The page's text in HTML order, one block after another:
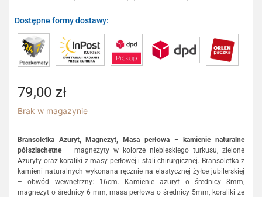
Dostępne formy dostawy:
79,00 zł
Brak w magazynie
Bransoletka Azuryt, Magnezyt, Masa perłowa – kamienie naturalne
półszlachetne– magnezyty w kolorze niebieskiego turkusu, zielone
Azuryty oraz koraliki z masy perłowej i stali chirurgicznej. Bransoletka z
kamieni naturalnych wykonana ręcznie na elastycznej żyłce jubilerskiej
– obwód wewnętrzny: 16cm. Kamienie azuryt o średnicy 8mm,
magnezyt o średnicy 6 mm, masa perłowa o średnicy 5mm, koraliki ze